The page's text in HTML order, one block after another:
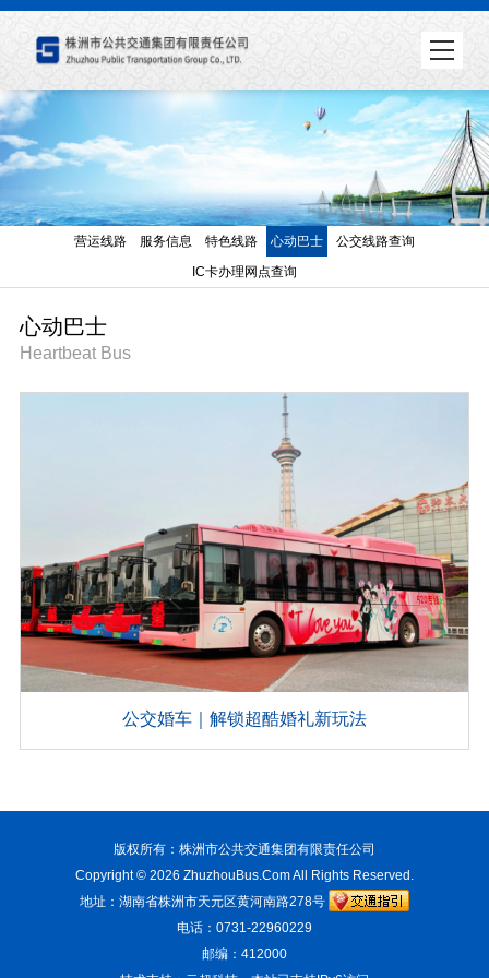
营运线路 服务信息 特色线路 心动巴士 公交线路查询
IC卡办理网点查询
心动巴士
Heartbeat Bus
公交婚车｜解锁超酷婚礼新玩法
版权所有：株洲市公共交通集团有限责任公司
Copyright © 2026 ZhuzhouBus.ComAll Rights Reserved.
地址：湖南省株洲市天元区黄河南路278号
电话：0731-22960229
邮编：412000